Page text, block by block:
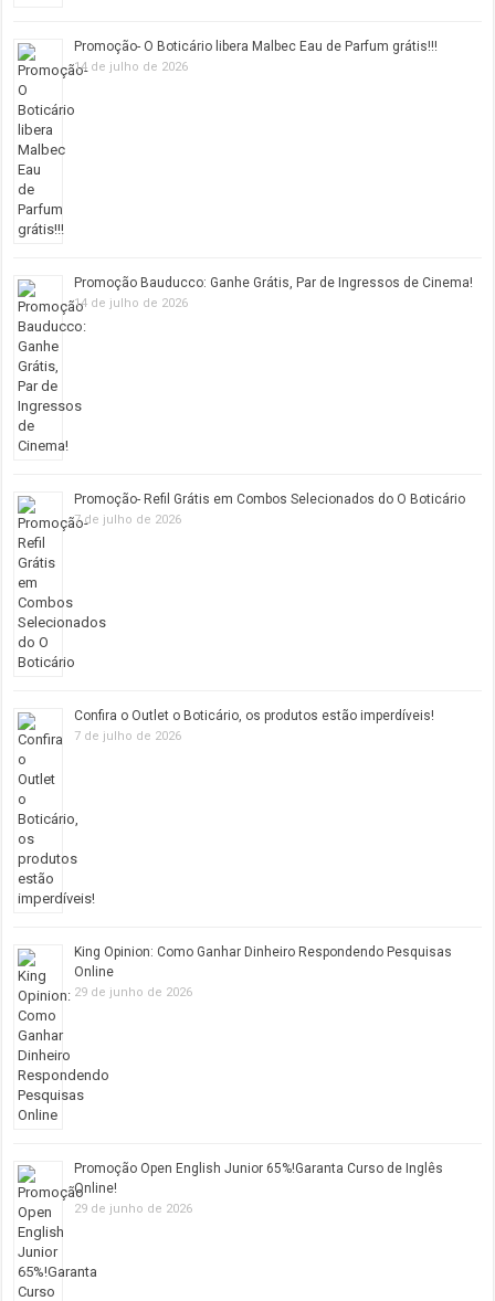
Promoção- O Boticário libera Malbec Eau de Parfum grátis!!!
14 de julho de 2026
Promoção Bauducco: Ganhe Grátis, Par de Ingressos de Cinema!
14 de julho de 2026
Promoção- Refil Grátis em Combos Selecionados do O Boticário
7 de julho de 2026
Confira o Outlet o Boticário, os produtos estão imperdíveis!
7 de julho de 2026
King Opinion: Como Ganhar Dinheiro Respondendo Pesquisas
Online
29 de junho de 2026
Promoção Open English Junior 65%!Garanta Curso de Inglês
Online!
29 de junho de 2026